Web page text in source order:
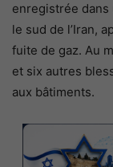
enregistrée dans
le sud de l’Iran,
fuite de gaz. Au
et six autres
aux bâtiments.